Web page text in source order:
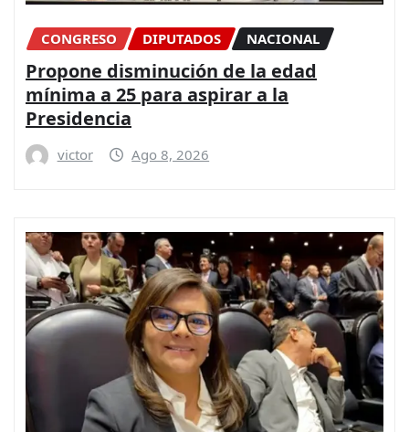
CONGRESO DIPUTADOS NACIONAL
Propone disminución de la edad
mínima a 25 para aspirar a la
Presidencia
victor Ago 8, 2026